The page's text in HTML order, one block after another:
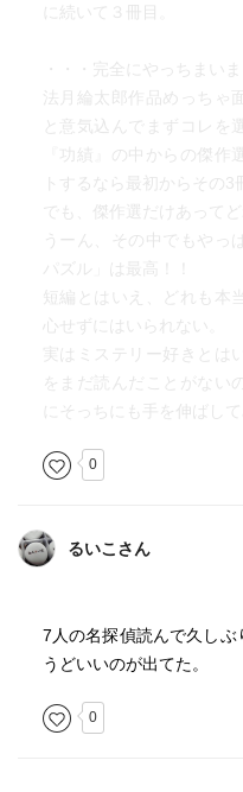
に続いて３冊目。
・・・完全にやっちまいま
法月綸太郎作品めっちゃ
と意気込んでまずコレを
『功績』の中からの傑作
トするなら最初からその3
でも、傑作選だけあって
うーん、その中でもやっ
パズル」は最高！！
短編とはいえ、どれも本
心せずにはいられない。
実はミステリー好きとは
をまだ読んだことがない
にそっちにも手を伸ばし
0
るいこさん
7人の名探偵読んで久しぶ
うどいいのが出てた。
0